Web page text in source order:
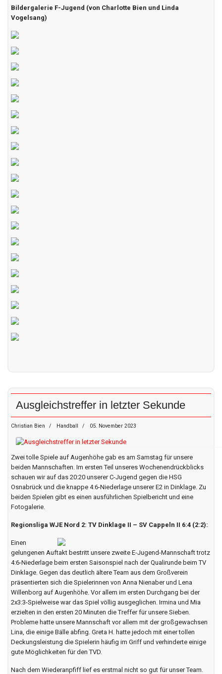
Bildergalerie F-Jugend (von Charlotte Bien und Linda
Vogelsang)
Ausgleichstreffer in letzter Sekunde
Christian Bien Handball 05. November 2023
Zwei tolle Spiele auf Augenhöhe gab es am Samstag für unsere
beiden Mannschaften. Im ersten Teil unseres Wochenendrückblicks
schauen wir auf das 20:20 unserer C-Jugend gegen die HSG
Osnabrück und die knappe 4:6-Niederlage unserer E2 in Dinklage. Zu
beiden Spielen gibt es einen ausführlichen Spielbericht und eine
Fotogalerie.
Regionsliga WJE Nord 2: TV Dinklage II – SV Cappeln II 6:4 (2:2):
Einen
gelungenen Auftakt bestritt unsere zweite E-Jugend-Mannschaft trotz
4:6-Niederlage beim ersten Saisonspiel nach der Qualirunde beim TV
Dinklage. Gegen das deutlich ältere Team aus dem Großverein
präsentierten sich die Spielerinnen von Anna Nienaber und Lena
Willenborg auf Augenhöhe. Vor allem im ersten Durchgang bei der
2x3:3-Spielweise war das Spiel völlig ausgeglichen. Irmina und Mia
erzielten in den ersten 20 Minuten die Treffer für unsere Sieben.
Probleme hatte unsere Mannschaft vor allem mit der großgewachsen
Lina, die einige Bälle abfing. Greta H. hatte jedoch mit einer tollen
Deckungsleistung die Spielerin häufig im Griff und verhinderte einige
gute Möglichkeiten für den TVD.
Nach dem Wiederanpfiff lief es erstmal nicht so gut für unser Team.